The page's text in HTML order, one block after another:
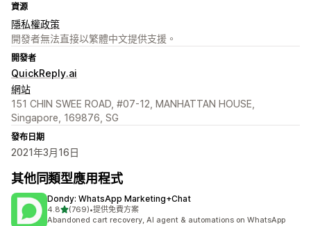
資源
隱私權政策
開發者無法直接以繁體中文提供支援。
開發者
QuickReply.ai
網站
151 CHIN SWEE ROAD, #07-12, MANHATTAN HOUSE,
Singapore, 169876, SG
發布日期
2021年3月16日
其他同類型應用程式
Dondy: WhatsApp Marketing+Chat
4.8滿分 5 顆星
(769)
共有 769 則評價
•提供免費方案
Abandoned cart recovery, AI agent & automations on WhatsApp